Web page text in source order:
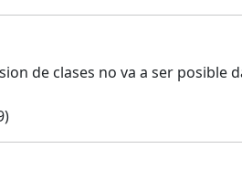
de clases no va a ser posible